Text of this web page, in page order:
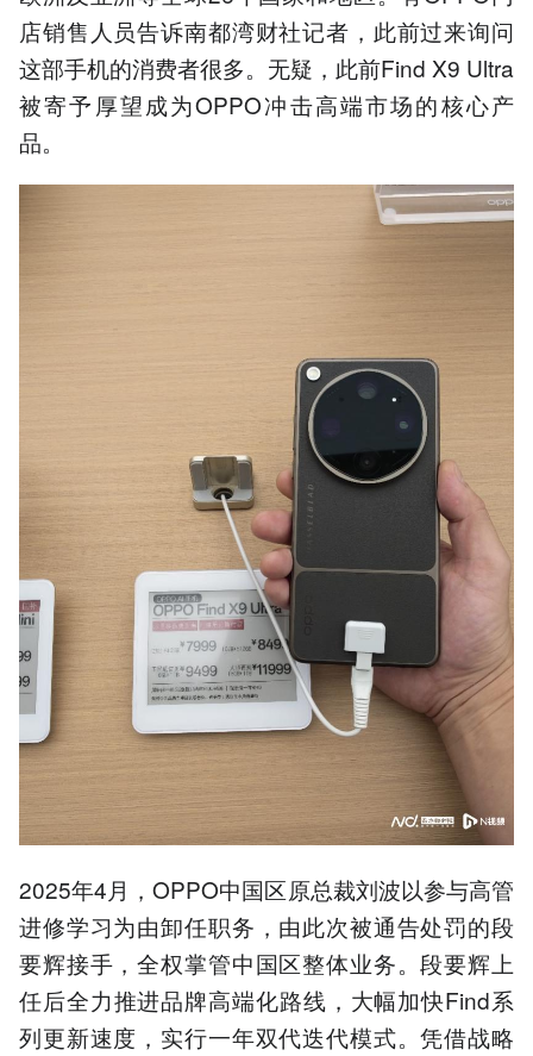
店销售人员告诉南都湾财社记者，此前过来询问
这部手机的消费者很多。无疑，此前Find X9 Ultra
被寄予厚望成为OPPO冲击高端市场的核心产
品。
2025年4月，OPPO中国区原总裁刘波以参与高管
进修学习为由卸任职务，由此次被通告处罚的段
要辉接手，全权掌管中国区整体业务。段要辉上
任后全力推进品牌高端化路线，大幅加快Find系
列更新速度，实行一年双代迭代模式。凭借战略